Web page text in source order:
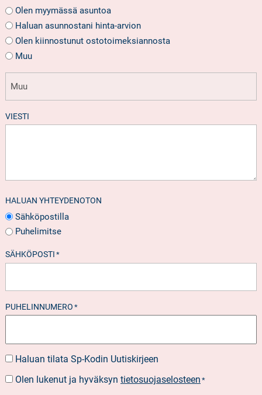
Olen myymässä asuntoa
Haluan asunnostani hinta-arvion
Olen kiinnostunut ostotoimeksiannosta
Muu
VIESTI
HALUAN YHTEYDENOTON
Sähköpostilla
Puhelimitse
SÄHKÖPOSTI *
PUHELINNUMERO *
UUTISKIRJEEN
Haluan tilata Sp-Kodin Uutiskirjeen
SUOSTUMUS*
Olen lukenut ja hyväksyn tietosuojaselosteen *